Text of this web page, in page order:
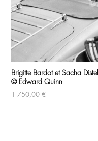
Brigitte Bardot et Sacha Distel
© Edward Quinn
1 750,00€